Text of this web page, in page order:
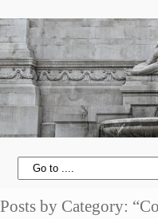
Posts by Category: